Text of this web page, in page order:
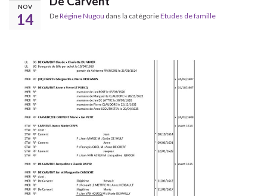
NOV
14 DeRégine Nugou dans la catégorieEtudes de famille